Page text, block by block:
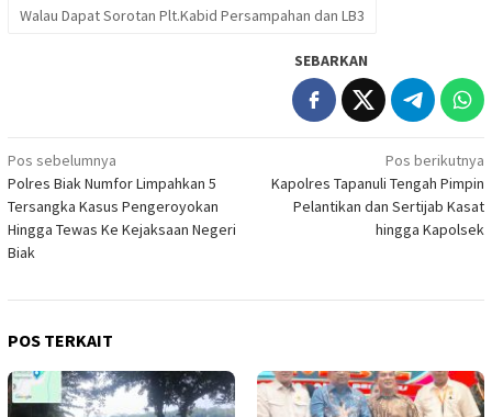
Walau Dapat Sorotan Plt.Kabid Persampahan dan LB3
SEBARKAN
Navigasi
pos
Pos sebelumnya
Polres Biak Numfor Limpahkan 5
Tersangka Kasus Pengeroyokan
Hingga Tewas Ke Kejaksaan Negeri
Biak
Pos berikutnya
Kapolres Tapanuli Tengah Pimpin
Pelantikan dan Sertijab Kasat
hingga Kapolsek
POS TERKAIT